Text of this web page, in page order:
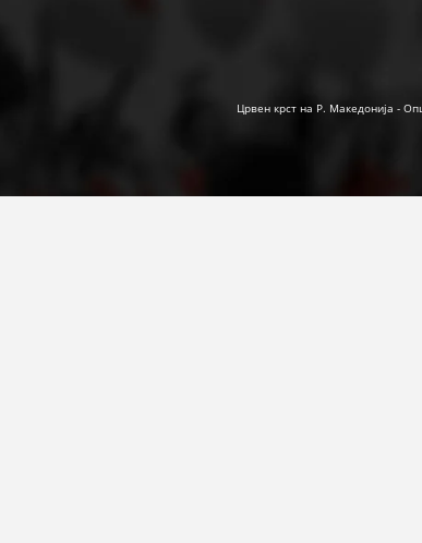
Црвен крст на Р. Македонија -